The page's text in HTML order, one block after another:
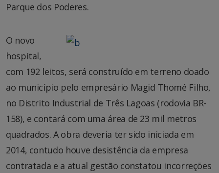
Parque dos Poderes.
O novo
hospital,
com 192 leitos, será construído em terreno doado
ao município pelo empresário Magid Thomé Filho,
no Distrito Industrial de Três Lagoas (rodovia BR-
158), e contará com uma área de 23 mil metros
quadrados. A obra deveria ter sido iniciada em
2014, contudo houve desistência da empresa
contratada e a atual gestão constatou incorreções